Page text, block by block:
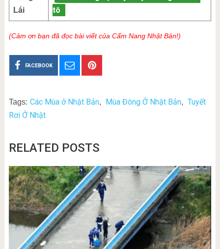
Lái
tô
(Cảm ơn bạn đã đọc bài viết của Cẩm Nang Nhật Bản!)
FACEBOOK
Tags: Các Mùa ở Nhật Bản, Mùa Đông Ở Nhật Bản, Tuyết
Rơi Ở Nhật
RELATED POSTS